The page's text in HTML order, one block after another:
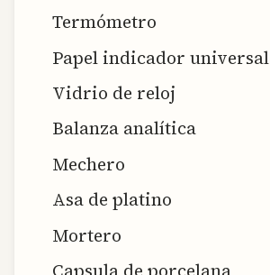
Termómetro
Papel indicador universal
Vidrio de reloj
Balanza analítica
Mechero
Asa de platino
Mortero